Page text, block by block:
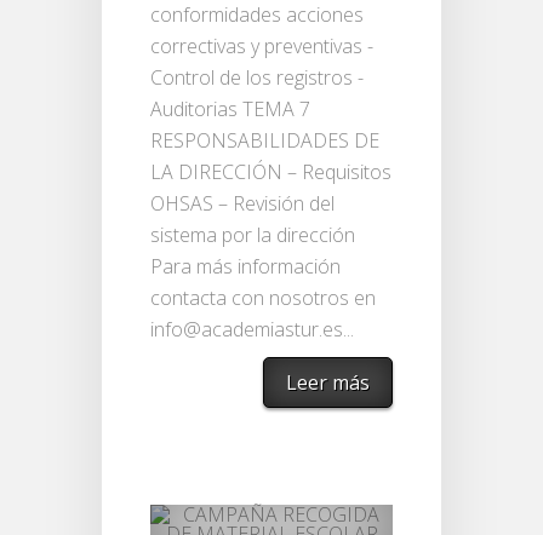
conformidades acciones
correctivas y preventivas -
Control de los registros -
Auditorias TEMA 7
RESPONSABILIDADES DE
LA DIRECCIÓN – Requisitos
OHSAS – Revisión del
sistema por la dirección
Para más información
contacta con nosotros en
info@academiastur.es...
Leer más